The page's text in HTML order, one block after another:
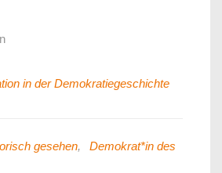
in der Demokratiegeschichte
gesehen,
Demokrat*in des